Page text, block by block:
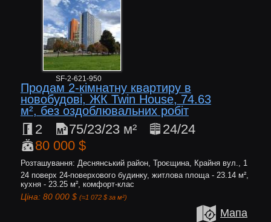
SF-2-621-950
Продам 2-кімнатну квартиру в
новобудові, ЖК Twin House, 74.63
м², без оздоблювальних робіт
2 75/23/23 м²
24/24
80 000 $
Розташування: Деснянський район, Троєщина, Крайня вул., 1
24 поверх 24-поверхового будинку, житлова площа - 23.14 м²,
кухня - 23.25 м², комфорт-клас
Ціна: 80 000 $ (≈1 072 $ за м²)
Мапа